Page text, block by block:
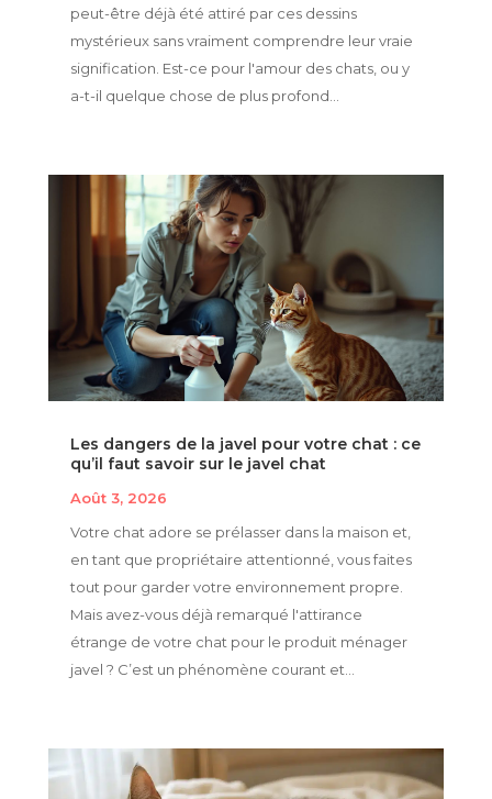
peut-être déjà été attiré par ces dessins
mystérieux sans vraiment comprendre leur vraie
signification. Est-ce pour l'amour des chats, ou y
a-t-il quelque chose de plus profond...
Les dangers de la javel pour votre chat : ce
qu’il faut savoir sur le javel chat
Août 3, 2026
Votre chat adore se prélasser dans la maison et,
en tant que propriétaire attentionné, vous faites
tout pour garder votre environnement propre.
Mais avez-vous déjà remarqué l'attirance
étrange de votre chat pour le produit ménager
javel ? C’est un phénomène courant et...